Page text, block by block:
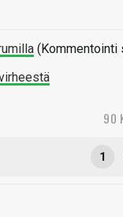
90
1